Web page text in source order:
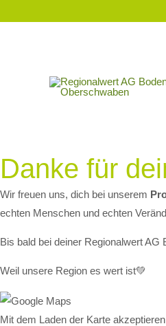
Danke für
Wir freuen uns, dich bei unserem
echten Menschen und echten
Bis bald bei deiner Regionalwert AG
Weil unsere Region es wert ist💚
Mit dem Laden der Karte